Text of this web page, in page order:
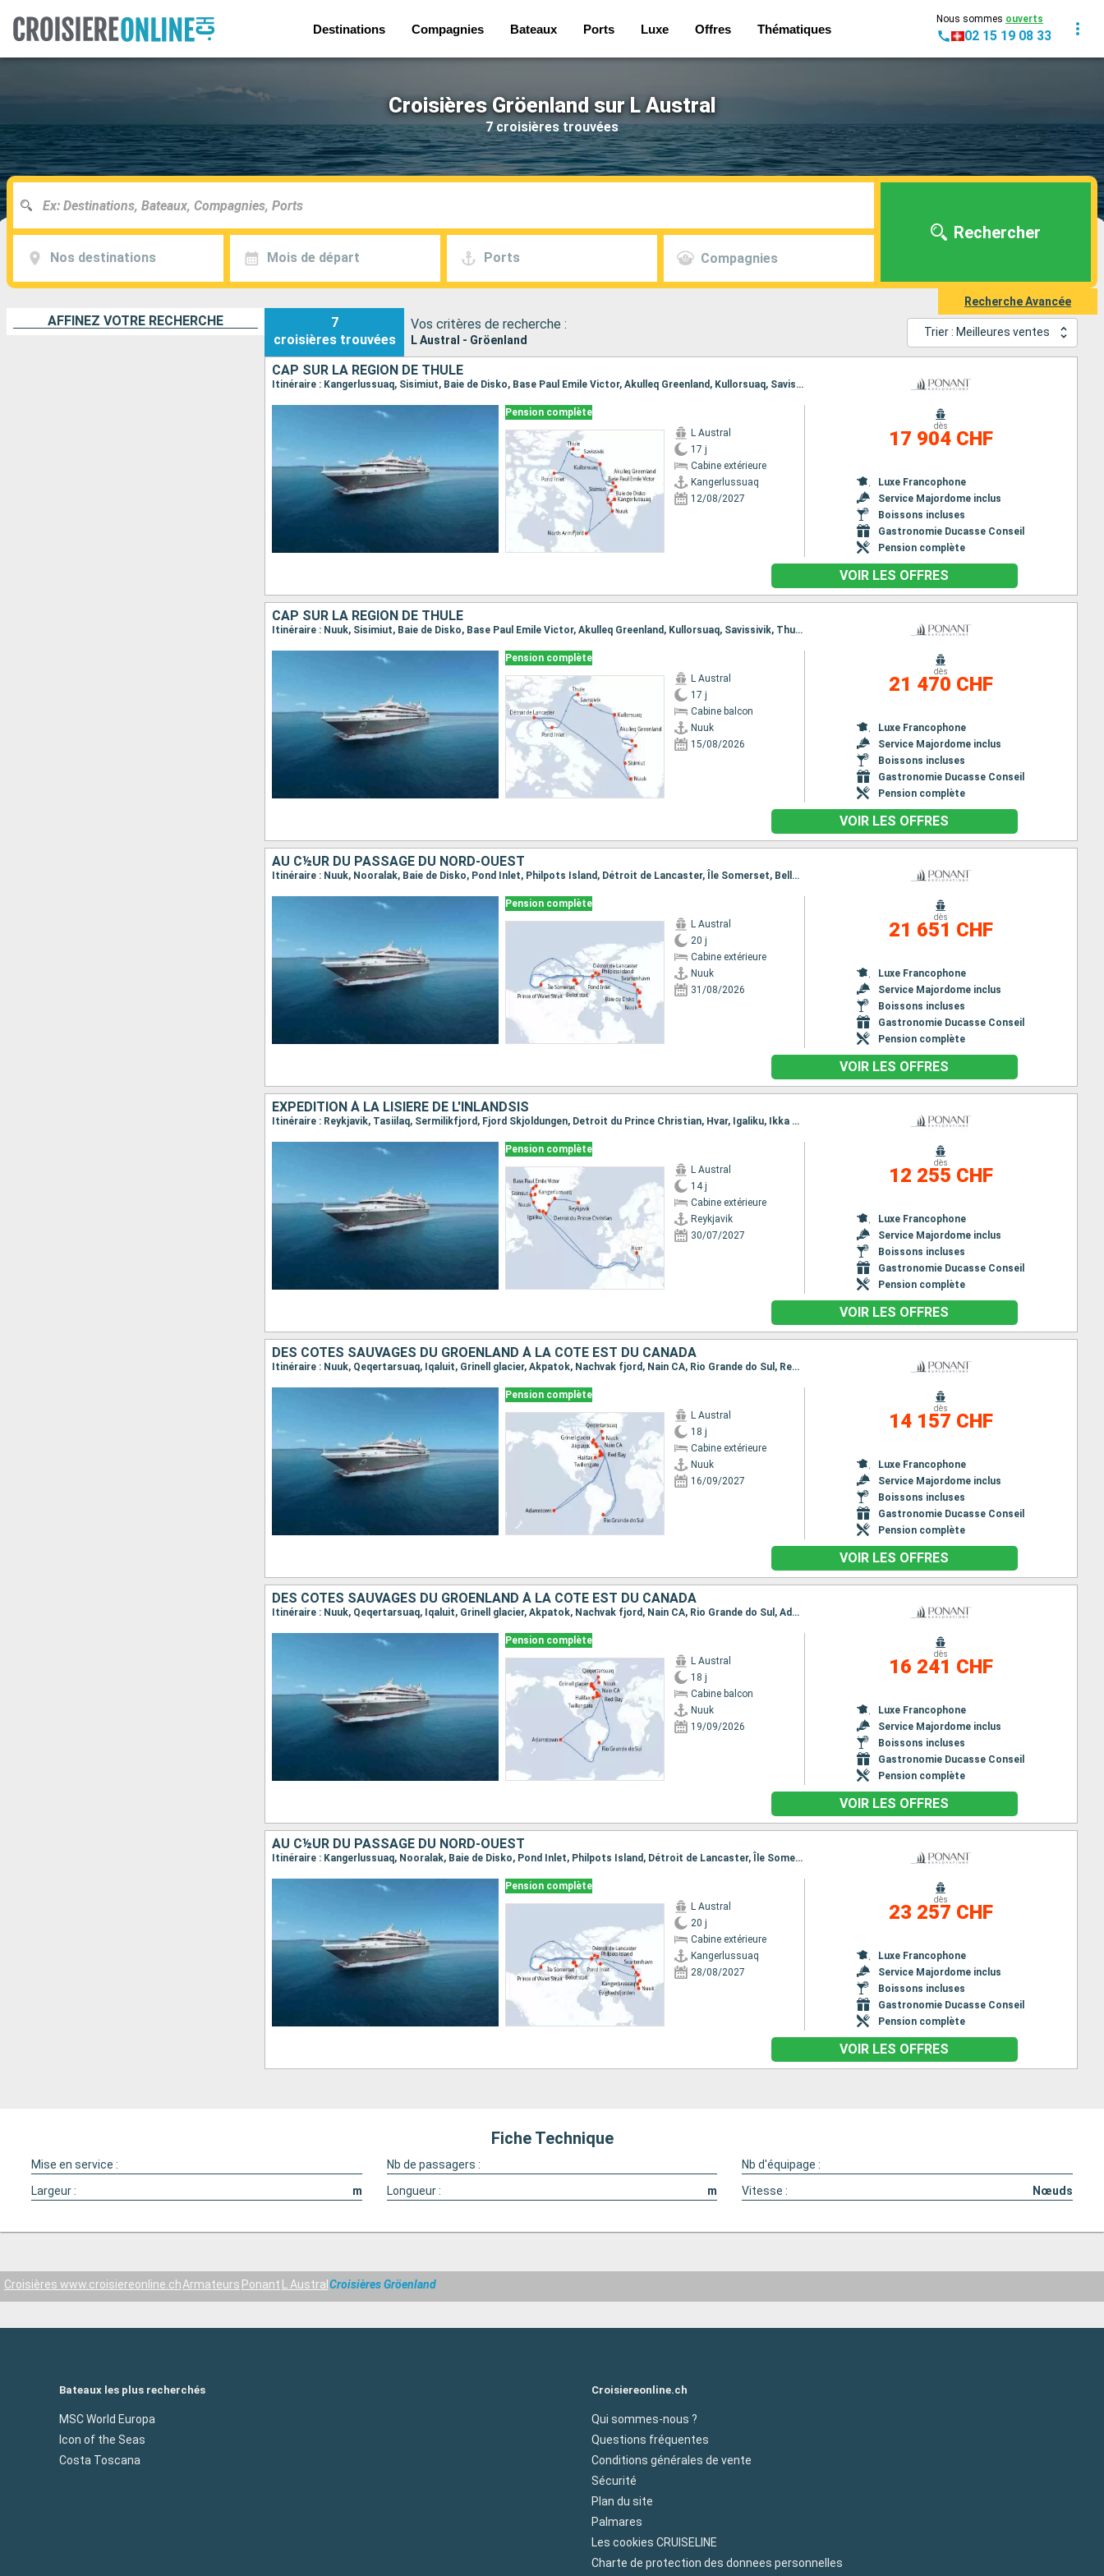
Destinations Compagnies Bateaux Ports Luxe Offres Thématiques
Nous sommes ouverts
02 15 19 08 33
Croisières Gröenland sur L Austral
7 croisières trouvées
Nos destinations Mois de départ Ports Compagnies
Rechercher
Recherche Avancée
AFFINEZ VOTRE RECHERCHE
7
croisières trouvées
Vos critères de recherche :
L Austral - Gröenland
Trier : Meilleures ventes
CAP SUR LA RÉGION DE THULÉ
Itinéraire : Kangerlussuaq, Sisimiut, Baie de Disko, Base Paul Emile Victor, Akulleq Greenland, Kullorsuaq, Savissivik, Thule, Pond Inlet, North Arm Fjord, Nuuk, Evighedsfjorden, Kangerlussuaq
Pension complète
L Austral
17 j
Cabine extérieure
Kangerlussuaq
12/08/2027
dès
17 904 CHF
Luxe Francophone
Service Majordome inclus
Boissons incluses
Gastronomie Ducasse Conseil
Pension complète
VOIR LES OFFRES
CAP SUR LA RÉGION DE THULÉ
Itinéraire : Nuuk, Sisimiut, Baie de Disko, Base Paul Emile Victor, Akulleq Greenland, Kullorsuaq, Savissivik, Thule, Pond Inlet, Détroit de Lancaster, Nooralak, Nuuk
Pension complète
L Austral
17 j
Cabine balcon
Nuuk
15/08/2026
dès
21 470 CHF
Luxe Francophone
Service Majordome inclus
Boissons incluses
Gastronomie Ducasse Conseil
Pension complète
VOIR LES OFFRES
AU C½UR DU PASSAGE DU NORD-OUEST
Itinéraire : Nuuk, Nooralak, Baie de Disko, Pond Inlet, Philpots Island, Détroit de Lancaster, Île Somerset, Bellot stait, Prince of Wales Strait, Île de Prescott, Prince of Wales Strait, Détroit de Lancaster, Beechey (Île), Détroit de Lancaster, Svartenhavn, Qeqertarsuaq, Evighedsfjorden, Nuuk
Pension complète
L Austral
20 j
Cabine extérieure
Nuuk
31/08/2026
dès
21 651 CHF
Luxe Francophone
Service Majordome inclus
Boissons incluses
Gastronomie Ducasse Conseil
Pension complète
VOIR LES OFFRES
EXPÉDITION À LA LISIÈRE DE L'INLANDSIS
Itinéraire : Reykjavik, Tasiilaq, Sermilikfjord, Fjord Skjoldungen, Detroit du Prince Christian, Hvar, Igaliku, Ikka Fjord Groenland, Nuuk, Sisimiut, Base Paul Emile Victor, Baie de Disko, Nooralak, Kangerlussuaq
Pension complète
L Austral
14 j
Cabine extérieure
Reykjavik
30/07/2027
dès
12 255 CHF
Luxe Francophone
Service Majordome inclus
Boissons incluses
Gastronomie Ducasse Conseil
Pension complète
VOIR LES OFFRES
DES CÔTES SAUVAGES DU GROENLAND À LA CÔTE EST DU CANADA
Itinéraire : Nuuk, Qeqertarsuaq, Iqaluit, Grinell glacier, Akpatok, Nachvak fjord, Nain CA, Rio Grande do Sul, Red Bay, Adamstown, Twillengate, Baie de Trinity, St Johns CA, Saint Pierre et Miquelon, Halifax
Pension complète
L Austral
18 j
Cabine extérieure
Nuuk
16/09/2027
dès
14 157 CHF
Luxe Francophone
Service Majordome inclus
Boissons incluses
Gastronomie Ducasse Conseil
Pension complète
VOIR LES OFFRES
DES CÔTES SAUVAGES DU GROENLAND À LA CÔTE EST DU CANADA
Itinéraire : Nuuk, Qeqertarsuaq, Iqaluit, Grinell glacier, Akpatok, Nachvak fjord, Nain CA, Rio Grande do Sul, Adamstown, Red Bay, Twillengate, Baie de Trinity, St Johns CA, Saint Pierre et Miquelon, Halifax
Pension complète
L Austral
18 j
Cabine balcon
Nuuk
19/09/2026
dès
16 241 CHF
Luxe Francophone
Service Majordome inclus
Boissons incluses
Gastronomie Ducasse Conseil
Pension complète
VOIR LES OFFRES
AU C½UR DU PASSAGE DU NORD-OUEST
Itinéraire : Kangerlussuaq, Nooralak, Baie de Disko, Pond Inlet, Philpots Island, Détroit de Lancaster, Île Somerset, Bellot stait, Prince of Wales Strait, Île de Prescott, Prince of Wales Strait, Détroit de Lancaster, Beechey (Île), Détroit de Lancaster, Svartenhavn, Qeqertarsuaq, Evighedsfjorden, Nuuk
Pension complète
L Austral
20 j
Cabine extérieure
Kangerlussuaq
28/08/2027
dès
23 257 CHF
Luxe Francophone
Service Majordome inclus
Boissons incluses
Gastronomie Ducasse Conseil
Pension complète
VOIR LES OFFRES
Fiche Technique
Mise en service : Nb de passagers :
Nb d'équipage :
Largeur :
m Longueur : m Vitesse : Nœuds
Croisières www.croisiereonline.chArmateurs Ponant L Austral Croisières Gröenland
Bateaux les plus recherchés
MSC World Europa
Icon of the Seas
Costa Toscana
Croisiereonline.ch
Qui sommes-nous ?
Questions fréquentes
Conditions générales de vente
Sécurité
Plan du site
Palmares
Les cookies CRUISELINE
Charte de protection des donnees personnelles